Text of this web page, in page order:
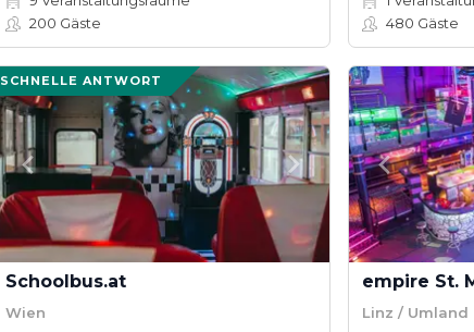
200 Gäste
480 Gäste
SCHNELLE ANTWORT
Schoolbus.at
Wien
empire St.
Linz / Umland